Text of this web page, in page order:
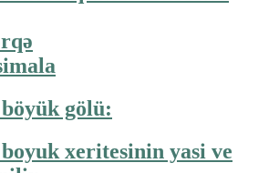
gölü:
xeritesinin yasi ve